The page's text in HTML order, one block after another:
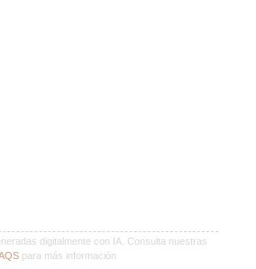
digitalmente con IA. Consulta nuestras
para más información